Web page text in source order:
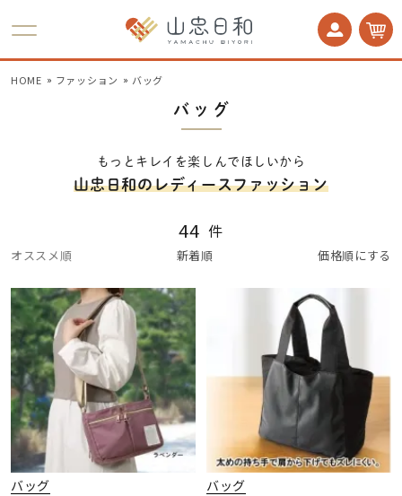
HOME ファッション バッグ
バッグ
もっとキレイを楽しんでほしいから
山忠日和のレディースファッション
44 件
オススメ順 新着順 価格順にする
バッグ バッグ